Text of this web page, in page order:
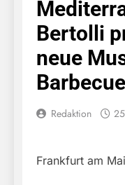
Bertolli
neue
Redaktion
Frankfurt am